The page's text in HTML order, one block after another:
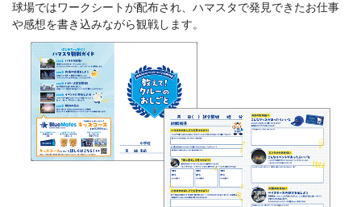
球場ではワークシートが配布され、ハマスタで発見できたお仕事
や感想を書き込みながら観戦します。